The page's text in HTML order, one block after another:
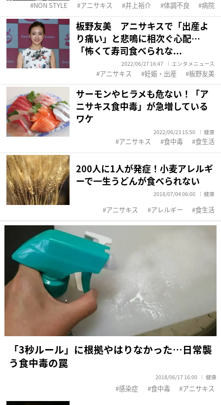
NON STYLE アニサキス 井上裕介 体調不良 病院
板野友美 アニサキスで「出産よ
り痛い」と悲鳴に相次ぐ心配…
「怖くて寿司食べられな...
2022/06/27 16:47 エンタメニュース
アニサキス 妊娠・出産 板野友美
サーモンやヒラメも危ない！「ア
ニサキス食中毒」が急増している
ワケ
2022/06/23 15:50 健康
アニサキス 食中毒 食生活
200人に1人が発症！小麦アレルギ
ーで一生うどんが食べられない
2018/07/04 06:00 健康
アニサキス アレルギー 食生活
「3秒ルール」に根拠やはりなかった…日常襲
う食中毒の罠
2018/06/17 16:00 健康
感染症 食中毒 アニサキス